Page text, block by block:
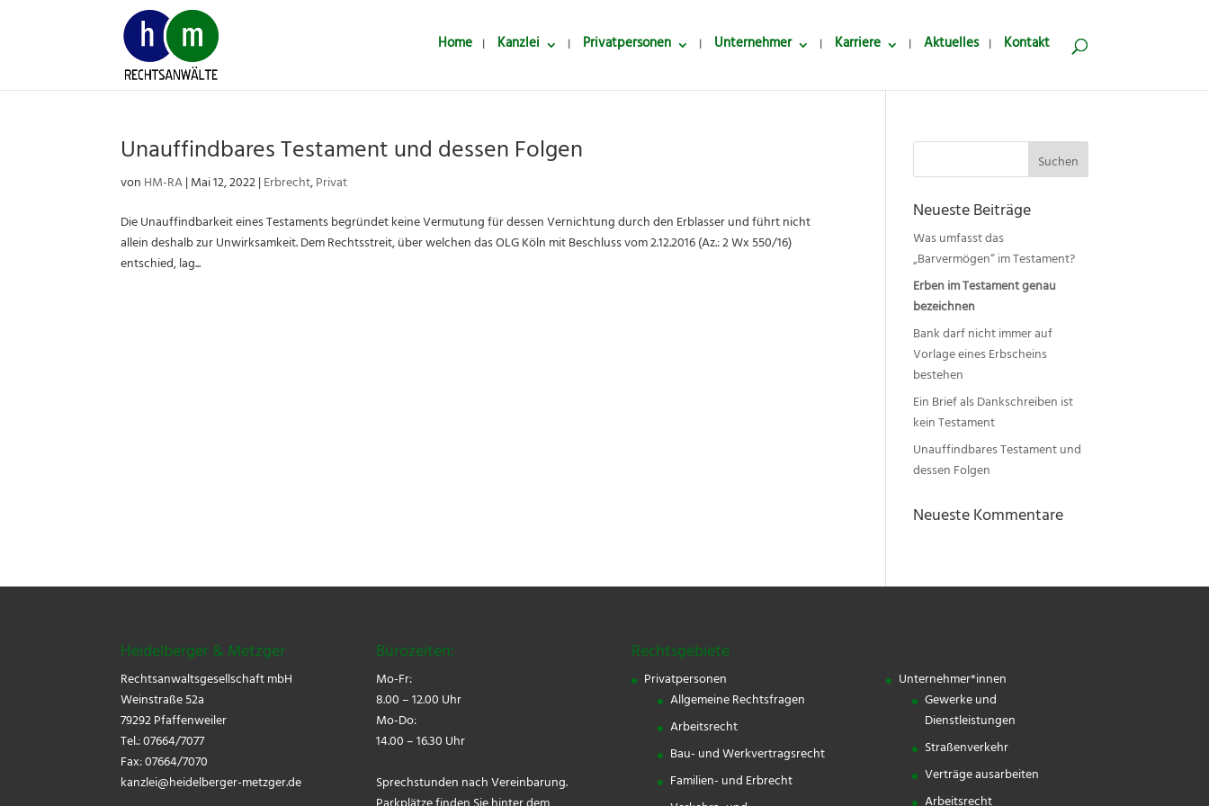
Home Kanzlei Privatpersonen Unternehmer Karriere Aktuelles Kontakt
Unauffindbares Testament und dessen Folgen
vonHM-RA|Mai 12, 2022|Erbrecht,Privat
Die Unauffindbarkeit eines Testaments begründet keine Vermutung für dessen Vernichtung durch den Erblasser und führt nicht
allein deshalb zur Unwirksamkeit. Dem Rechtsstreit, über welchen das OLG Köln mit Beschluss vom 2.12.2016 (Az.: 2 Wx 550/16)
entschied, lag...
Suchen
Neueste Beiträge
Was umfasst das
„Barvermögen“ im Testament?
Erben im Testament genau
bezeichnen
Bank darf nicht immer auf
Vorlage eines Erbscheins
bestehen
Ein Brief als Dankschreiben ist
kein Testament
Unauffindbares Testament und
dessen Folgen
Neueste Kommentare
Heidelberger & Metzger
Rechtsanwaltsgesellschaft mbH
Weinstraße 52a
79292 Pfaffenweiler
Tel.: 07664/7077
Fax: 07664/7070
kanzlei@heidelberger-metzger.de
Bürozeiten:
Mo-Fr:
8.00 – 12.00 Uhr
Mo-Do:
14.00 – 16.30 Uhr
Sprechstunden nach Vereinbarung.
Rechtsgebiete
Privatpersonen
Allgemeine Rechtsfragen
Arbeitsrecht
Bau- und Werkvertragsrecht
Familien- und Erbrecht
Unternehmer*innen
Gewerke und
Dienstleistungen
Straßenverkehr
Verträge ausarbeiten